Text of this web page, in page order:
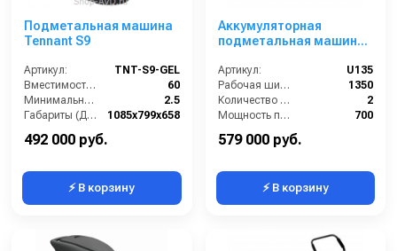
Подметальная машина
Tennant S9
Артикул:
TNT-S9-GEL
Вместимость бункера (л):
60
Минимальное время работы (ч):
2.5
Габариты (ДхШхВ):
1085x799x658
492 000 руб.
⚡ В корзину
Аккумуляторная
подметальная машина
Chancee U135
Артикул:
U135
Рабочая ширина (мм):
1350
Количество боковых подметальных щёток (шт):
2
Мощность привода (Вт):
700
579 000 руб.
⚡ В корзину